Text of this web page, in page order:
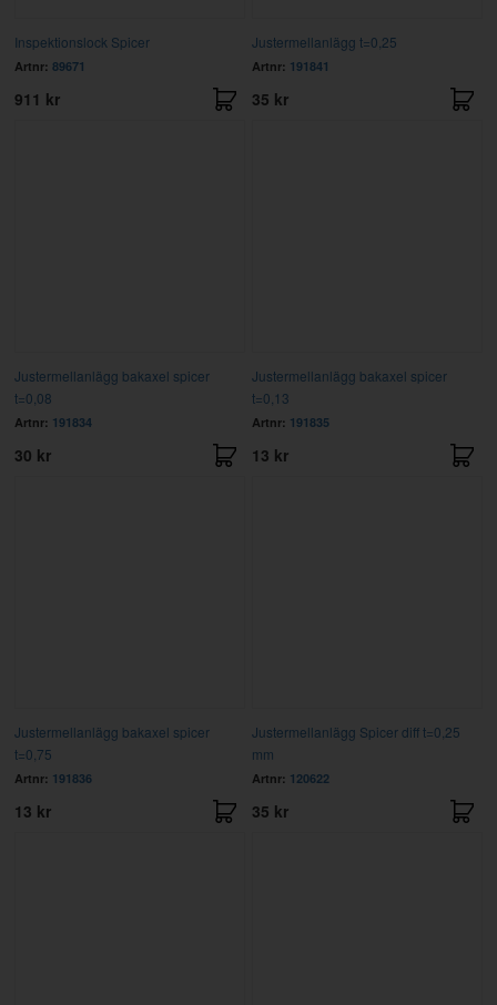
Inspektionslock Spicer
Artnr: 89671
911 kr
Justermellanlägg t=0,25
Artnr: 191841
35 kr
Justermellanlägg bakaxel spicer
t=0,08
Artnr: 191834
30 kr
Justermellanlägg bakaxel spicer
t=0,13
Artnr: 191835
13 kr
Justermellanlägg bakaxel spicer
t=0,75
Artnr: 191836
13 kr
Justermellanlägg Spicer diff t=0,25
mm
Artnr: 120622
35 kr